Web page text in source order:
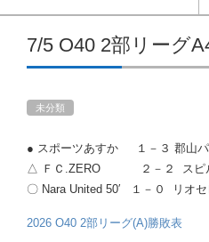
7/5 O40 2部リーグ
未分類
● スポーツあすか １－３ 郡山パ
△ ＦＣ.ZERO ２－２ スピ
〇 Nara United 50′ １－０ リオ
2026 O40 2部リーグ(A)勝敗表